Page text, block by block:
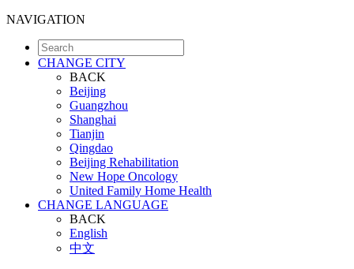
NAVIGATION
CHANGE CITY
BACK
Beijing
Guangzhou
Shanghai
Tianjin
Qingdao
Beijing Rehabilitation
New Hope Oncology
United Family Home Health
CHANGE LANGUAGE
BACK
English
中文